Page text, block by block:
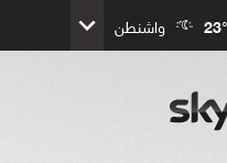
23 واشنطن